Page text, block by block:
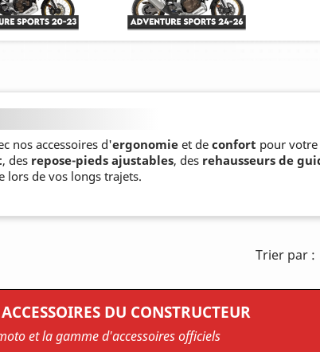
nos accessoires d'ergonomie et de confort pour votre
, des repose-pieds ajustables, des rehausseurs de
lors de vos longs trajets.
Trier par :
DU CONSTRUCTEUR
et la gamme d'accessoires officiels